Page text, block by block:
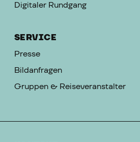
Digitaler Rundgang
SERVICE
Presse
Bildanfragen
Gruppen & Reiseveranstalter